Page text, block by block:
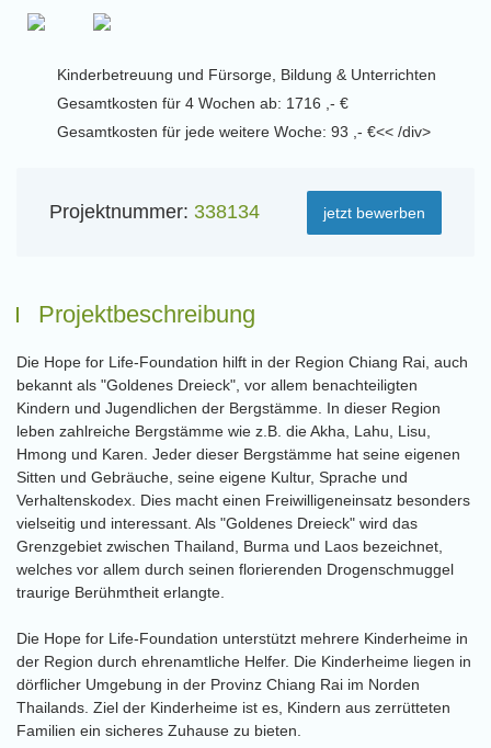
Kinderbetreuung und Fürsorge, Bildung & Unterrichten
Gesamtkosten für 4 Wochen ab: 1716 ,- €
Gesamtkosten für jede weitere Woche: 93 ,- €<< /div>
Projektnummer: 338134 jetzt bewerben
Projektbeschreibung
Die Hope for Life-Foundation hilft in der Region Chiang Rai, auch
bekannt als "Goldenes Dreieck", vor allem benachteiligten
Kindern und Jugendlichen der Bergstämme. In dieser Region
leben zahlreiche Bergstämme wie z.B. die Akha, Lahu, Lisu,
Hmong und Karen. Jeder dieser Bergstämme hat seine eigenen
Sitten und Gebräuche, seine eigene Kultur, Sprache und
Verhaltenskodex. Dies macht einen Freiwilligeneinsatz besonders
vielseitig und interessant. Als "Goldenes Dreieck" wird das
Grenzgebiet zwischen Thailand, Burma und Laos bezeichnet,
welches vor allem durch seinen florierenden Drogenschmuggel
traurige Berühmtheit erlangte.
Die Hope for Life-Foundation unterstützt mehrere Kinderheime in
der Region durch ehrenamtliche Helfer. Die Kinderheime liegen in
dörflicher Umgebung in der Provinz Chiang Rai im Norden
Thailands. Ziel der Kinderheime ist es, Kindern aus zerrütteten
Familien ein sicheres Zuhause zu bieten.